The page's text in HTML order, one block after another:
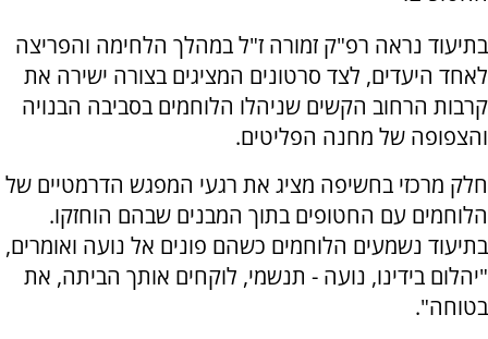
בתיעוד נראה רפ"ק זמורה ז"ל במהלך הלחימה והפריצה
לאחד היעדים, לצד סרטונים המציגים בצורה ישירה את
קרבות הרחוב הקשים שניהלו הלוחמים בסביבה הבנויה
והצפופה של מחנה הפליטים.
חלק מרכזי בחשיפה מציג את רגעי המפגש הדרמטיים של
הלוחמים עם החטופים בתוך המבנים שבהם הוחזקו.
בתיעוד נשמעים הלוחמים כשהם פונים אל נועה ואומרים,
"יהלום בידינו, נועה - תנשמי, לוקחים אותך הביתה, את
בטוחה".